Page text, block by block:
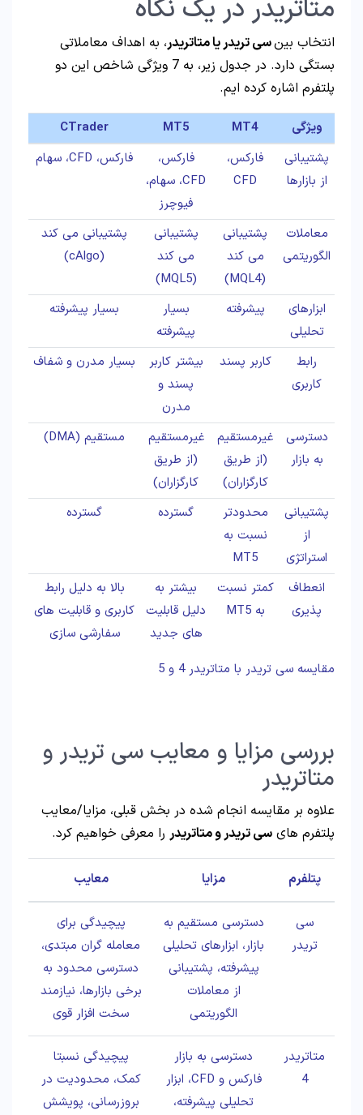
متاتریدر در یک نگاه
انتخاب بینسی تریدر یا متاتریدر، به اهداف معاملاتی
بستگی دارد. در جدول زیر، به 7 ویژگی شاخص این دو
پلتفرم اشاره کرده ایم.
مقایسه سی تریدر با متاتریدر 4 و 5
ویژگی MT4
MT5
CTrader
پشتیبانی
از بازارها
فارکس،
CFD
فارکس،
CFD، سهام،
فیوچرز
فارکس، CFD، سهام
معاملات
الگوریتمی
پشتیبانی
می کند
(MQL4)
پشتیبانی
می کند
(MQL5)
پشتیبانی می کند
(cAlgo)
ابزارهای
تحلیلی
پیشرفته
بسیار
پیشرفته
بسیار پیشرفته
رابط
کاربری
کاربر پسند
بیشتر کاربر
پسند و
مدرن
بسیار مدرن و شفاف
دسترسی
به بازار
غیرمستقیم
(از طریق
کارگزاران)
غیرمستقیم
(از طریق
کارگزاران)
مستقیم (DMA)
پشتیبانی
از
استراتژی
محدودتر
نسبت به
MT5
گسترده گسترده
انعطاف
پذیری
کمتر نسبت
به MT5
بیشتر به
دلیل قابلیت
های جدید
بالا به دلیل رابط
کاربری و قابلیت های
سفارشی سازی
بررسی مزایا و معایب سی تریدر و
متاتریدر
علاوه بر مقایسه انجام شده در بخش قبلی، مزایا/معایب
پلتفرم های سی تریدر و متاتریدر را معرفی خواهیم کرد.
پتلفرم مزایا معایب
سی
تریدر
دسترسی مستقیم به
بازار، ابزارهای تحلیلی
پیشرفته، پشتیبانی
از معاملات
الگوریتمی
پیچیدگی برای
معامله گران مبتدی،
دسترسی محدود به
برخی بازارها، نیازمند
سخت افزار قوی
متاتریدر
4
دسترسی به بازار
فارکس و CFD، ابزار
تحلیلی پیشرفته،
پیچیدگی نسبتا
کمک، محدودیت در
بروزرسانی، پویشش